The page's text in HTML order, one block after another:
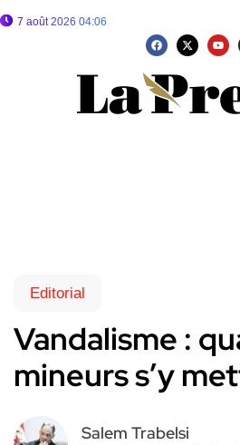
7 août 2026 04:06
Editorial
Vandalisme :
mineurs s’y
Salem Trabelsi